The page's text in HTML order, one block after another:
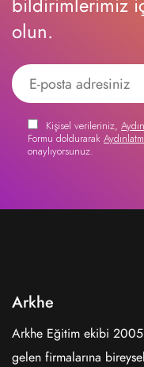
olun.
Kişisel verileriniz,
Formu doldurarak
onaylıyorsunuz.
Arkhe
Arkhe Eğitim ekibi 2005
gelen firmalarına